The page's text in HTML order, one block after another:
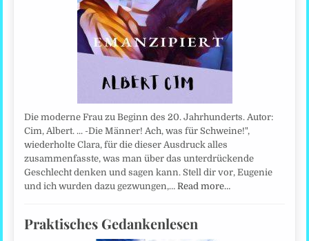
Die moderne Frau zu Beginn des 20. Jahrhunderts. Autor:
Cim, Albert. ... -Die Männer! Ach, was für Schweine!",
wiederholte Clara, für die dieser Ausdruck alles
zusammenfasste, was man über das unterdrückende
Geschlecht denken und sagen kann. Stell dir vor, Eugenie
und ich wurden dazu gezwungen,…Read more…
Praktisches Gedankenlesen